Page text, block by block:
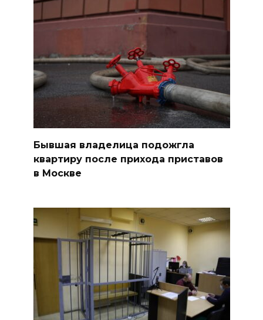
Бывшая владелица подожгла
квартиру после прихода приставов
в Москве